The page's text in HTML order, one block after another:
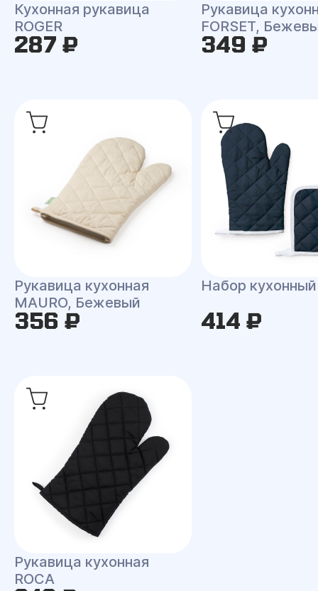
Кухонная рукавица
ROGER
287 ₽
Рукавица
FORSET,
349 ₽
Рукавица кухонная
MAURO, Бежевый
356 ₽
Набор кухонный
414 ₽
Рукавица кухонная
ROCA